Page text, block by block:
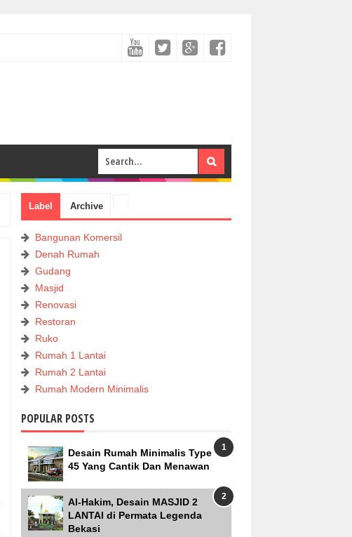
Label Archive
Bangunan Komersil
Denah Rumah
Gudang
Masjid
Renovasi
Restoran
Ruko
Rumah 1 Lantai
Rumah 2 Lantai
Rumah Modern Minimalis
POPULAR POSTS
Desain Rumah Minimalis Type
45 Yang Cantik Dan Menawan
Al-Hakim, Desain MASJID 2
LANTAI di Permata Legenda
Bekasi